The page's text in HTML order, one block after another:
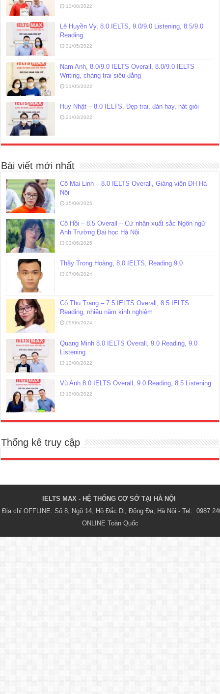
13/08/2022
Lê Huyền Vy, 8.0 IELTS, 9.0/9.0 Listening, 8.5/9.0
Reading.
31/05/2022
Nam Anh, 8.0/9.0 IELTS Overall, 8.0/9.0 IELTS
Writing, chàng trai siêu đẳng
31/05/2022
Huy Nhật – 8.0 IELTS. Đẹp trai, đàn hay, hát giỏi
21/03/2022
Bài viết mới nhất
Cô Mai Linh – 8.0 IELTS Overall, Giảng viên ĐH Hà
Nội
15/09/2025
Cô Hồi – 8.5 Overall – Cử nhân xuất sắc Ngôn ngữ
Anh Trường Đại học Hà Nội
03/06/2025
Thầy Trọng Hoàng, 8.0 IELTS, Reading 9.0
07/06/2024
Cô Thu Trang – 7.5 IELTS Overall, 8.5 IELTS
Reading, nhiều năm kinh nghiệm
05/06/2024
Quang Minh 8.0 IELTS Overall, 9.0 Reading, 9.0
Listening
13/08/2022
Vũ Anh 8.0 IELTS Overall, 9.0 Reading, 8.5 Listening
13/08/2022
Thống kê truy cập
IELTS MAX - HỆ THỐNG CƠ SỞ TẠI HÀ NỘI
Địa chỉ OFFLINE: Số 8, Ngõ 14, Hồ Đắc Di, Đống Đa, Hà Nội - Tel:  0987